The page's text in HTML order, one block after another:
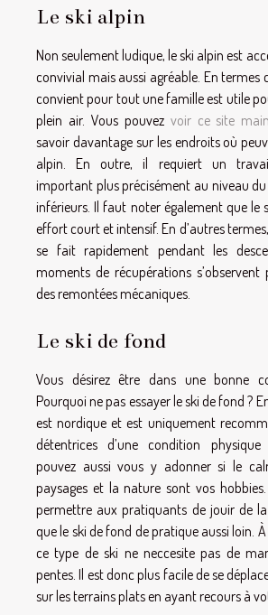
Le ski alpin
Non seulement ludique, le ski alpin est
convivial mais aussi agréable. En termes
convient pour tout une famille est utile
plein air. Vous pouvez voir ce site
savoir davantage sur les endroits où
alpin. En outre, il requiert un
important plus précisément au niveau
inférieurs. Il faut noter également que le
effort court et intensif. En d’autres
se fait rapidement pendant les
moments de récupérations
des remontées mécaniques.
Le ski de fond
Vous désirez être dans une bonne
Pourquoi ne pas essayer le ski de fond ?
est nordique et est uniquement
détentrices d’une condition
pouvez aussi vous y adonner si le
paysages et la nature sont vos hobbies.
permettre aux pratiquants de jouir de
que le ski de fond de pratique aussi loin.
ce type de ski ne neccesite pas de
pentes. Il est donc plus facile de se
sur les terrains plats en ayant recours à